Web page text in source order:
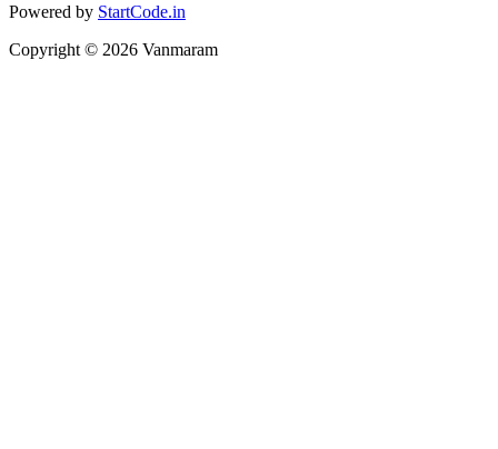
Powered by StartCode.in
Copyright © 2026 Vanmaram